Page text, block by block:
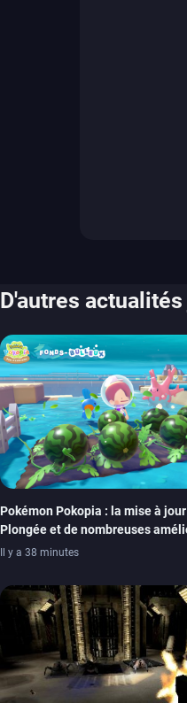
D'autres
Pokémon Pokopia : la mise à
Plongée et de nombreuses
confort
Il y a 38 minutes